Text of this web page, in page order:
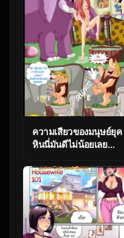
ความเสียวของมนุษย์ยุค
หินนี่มันดีไม่น้อยเลย